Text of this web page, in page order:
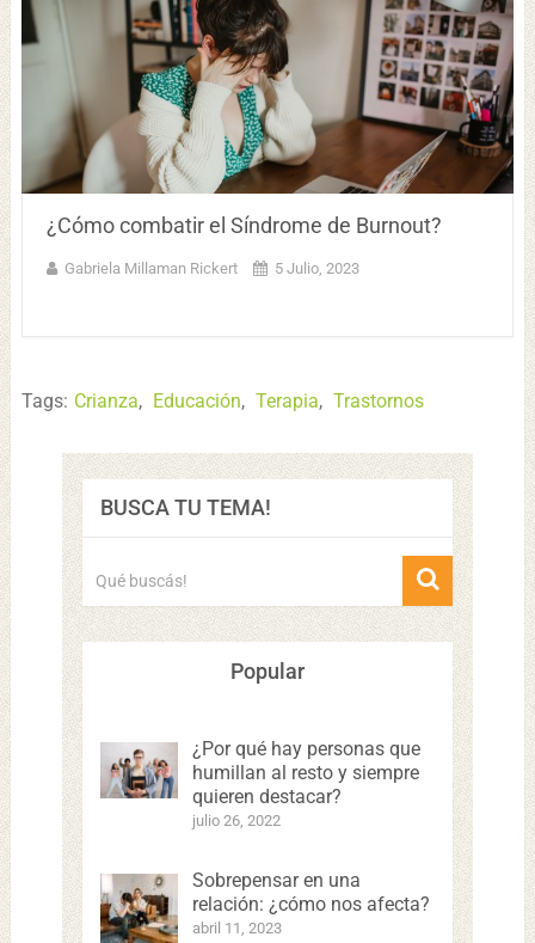
¿Cómo combatir el Síndrome de Burnout?
Gabriela Millaman Rickert 5 Julio, 2023
Tags: Crianza, Educación, Terapia, Trastornos
BUSCA TU TEMA!
Popular
¿Por qué hay personas que
humillan al resto y siempre
quieren destacar?
julio 26, 2022
Sobrepensar en una
relación: ¿cómo nos afecta?
abril 11, 2023